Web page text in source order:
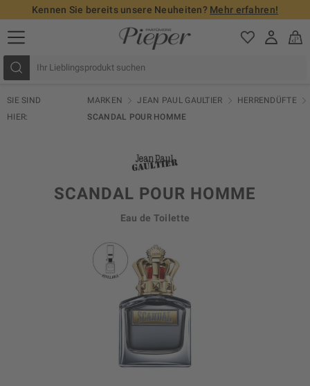
Kennen Sie bereits unsere Neuheiten? Mehr erfahren!
SIE SIND
HIER:
MARKEN JEAN PAUL GAULTIER
HERRENDÜFTE
SCANDAL POUR HOMME
SCANDAL POUR HOMME
Eau de Toilette